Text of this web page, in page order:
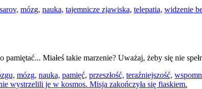
mózg, nauka, tajemnicze zjawiska, telepatia, widzenie
Miałeś takie marzenie? Uważaj, żeby się nie
mózg, nauka, pamięć, przeszłość, teraźniejszość,